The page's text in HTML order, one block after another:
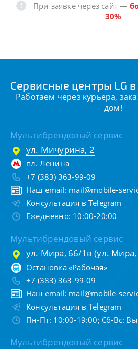
При заявке через сайт—
30%
Сервисные центры LG
Работаем через курьера,
дом!
Мультибрендовый сервис
ул. Мичурина, 2
пл. Ленина
+7 (383) 363-99-09
Наш email: mail@mobile-
Консультация в Telegram
Ежедневно: 10:00-20:00
Мультибрендовый сервис
ул. Мира, 66/1в (ул. Мира,
Остановка «Рабочая»
+7 (383) 363-99-09
Наш email: mail@mobile-
Консультация в Telegram
Пн-Пт: 10:00-19:00; Сб-Вс:
Мультибрендовый сервис